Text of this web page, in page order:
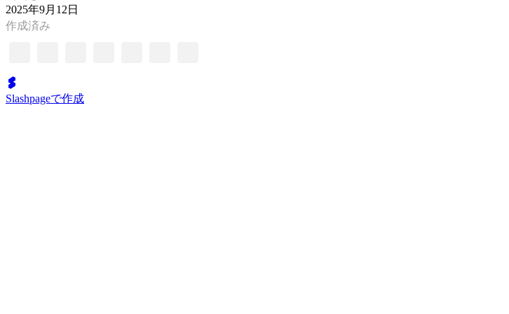
2025年9月12日
作成済み
Slashpageで作成